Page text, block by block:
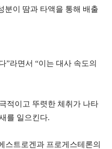
분이 땀과 타액을 통해 배출
”라면서 “이는 대사 속도의
적이고 뚜렷한 체취가 나타
를 일으킨다.
스트로겐과 프로게스테론의